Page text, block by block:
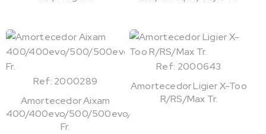
Ref: 2000289
Amortecedor Aixam
400/400evo/500/500evo/721
Fr.
Ref: 2000643
Amortecedor Ligier X-Too
R/RS/Max Tr.